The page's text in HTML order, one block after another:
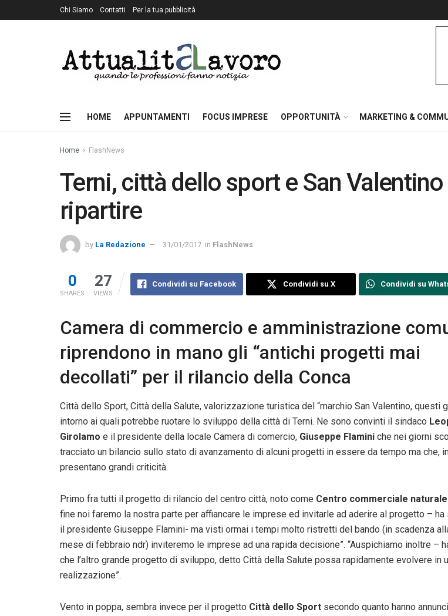
Chi Siamo Contatti Per la tua pubblicità
HOME APPUNTAMENTI FOCUS IMPRESE OPPORTUNITÀ MARKETING &
Home FlashNews
Terni, città dello sport e San
ripartire
by La Redazione 31/01/2017 in FlashNews
0
SHARES
27
VIEWS
Condividi su Facebook Condividi su X Condividi su
Camera di commercio e amministrazione
riprendono in mano gli “antichi progetti mai
decollati” per il rilancio della Conca
Città dello Sport, Città della Salute, valorizzazione turistica del “marchio San Valentino, questi
intorno ai quali potrebbe ruotare lo sviluppo della città di Terni. Ne sono convinti il sindaco
Girolamo e il presidente della locale Camera di comercio, Giuseppe Flamini che nei giorni
tracciato un bilancio sullo stato di avanzamento di alcuni progetti in essere da tempo ma che,
presentano grandi criticità.
Primo fra tutti il progetto di rilancio del centro città, noto come Centro commerciale
fine noi faremo la nostra parte per affiancare le imprese ed invitarle ad aderire al progetto –
il presidente Giuseppe Flamini- ma visti ormai i tempi molto ristretti del bando (in scadenza
mese di febbraio ndr) inviteremo le imprese ad una rapida decisione”. “Auspichiamo inoltre –
che l’altro grande progetto di sviluppo, detto Città della Salute possa rapidamente evolvere in
realizzazione”.
Vento in poppa, sembra invece per il progetto Città dello Sport secondo quanto hanno